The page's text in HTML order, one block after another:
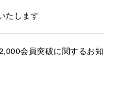
たします
会員突破に関するお知